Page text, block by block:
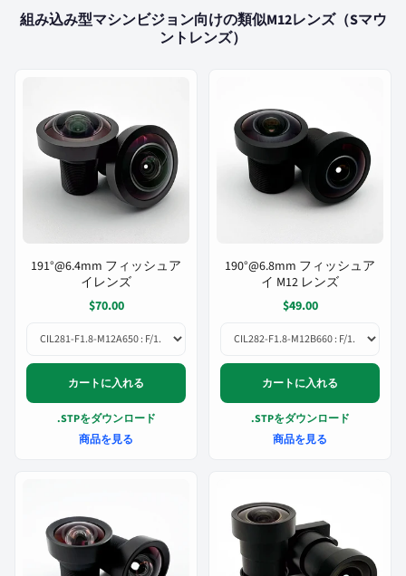
組み込み型マシンビジョン向けの類似M12レンズ（Sマウ
ントレンズ）
191°@6.4mm フィッシュア
イレンズ
$70.00
カートに入れる
.STPをダウンロード
商品を見る
190°@6.8mm フィッシュア
イ M12 レンズ
$49.00
カートに入れる
.STPをダウンロード
商品を見る